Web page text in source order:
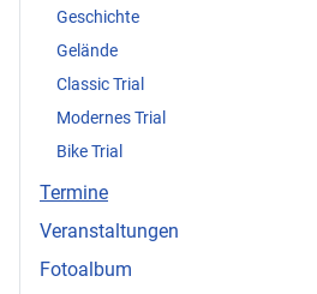
Geschichte
Gelände
Classic Trial
Modernes Trial
Bike Trial
Termine
Veranstaltungen
Fotoalbum